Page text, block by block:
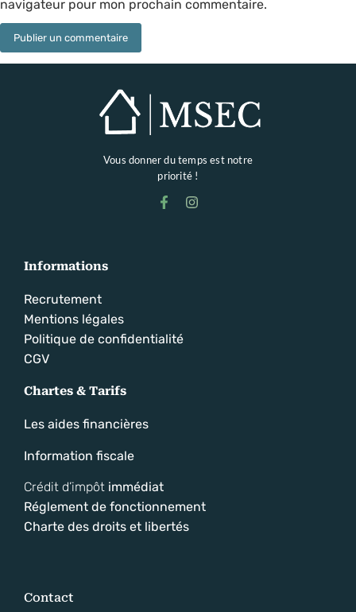
navigateur pour mon prochain commentaire.
Vous donner du temps est notre
priorité !
Informations
Recrutement
Mentions légales
Politique de confidentialité
CGV
Chartes & Tarifs
Les aides financières
Information fiscale
Crédit d’impôt immédiat
Réglement de fonctionnement
Charte des droits et libertés
Contact